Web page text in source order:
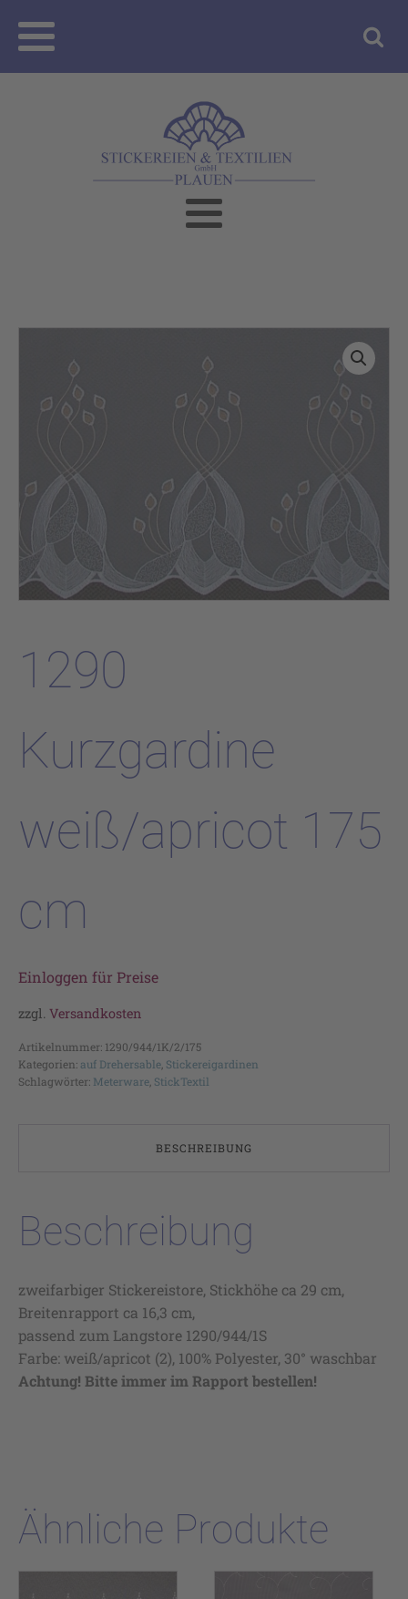
1290
Kurzgardine
weiß/apricot 175
cm
Einloggen für Preise
zzgl. Versandkosten
Artikelnummer: 1290/944/1K/2/175
Kategorien: auf Drehersable Stickereigardinen
Schlagwörter: Meterware StickTextil
BESCHREIBUNG
Beschreibung
zweifarbiger Stickereistore, Stickhöhe ca 29 cm,
Breitenrapport ca 16,3 cm,
passend zum Langstore 1290/944/1S
Farbe: weiß/apricot (2), 100% Polyester, 30° waschbar
Achtung! Bitte immer im Rapport bestellen!
Ähnliche Produkte